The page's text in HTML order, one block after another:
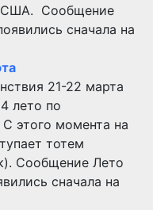
США. Сообщение
сначала на
21-22 марта
лето по
этого момента на
тотем
Сообщение Лето
сначала на